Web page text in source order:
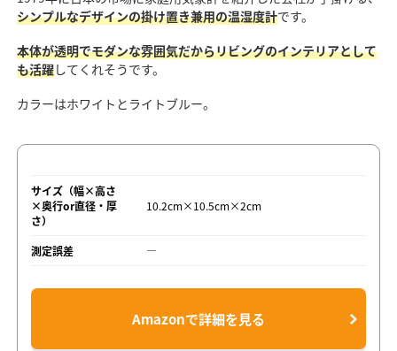
シンプルなデザインの掛け置き兼用の温湿度計です。
本体が透明でモダンな雰囲気だからリビングのインテリアとして
も活躍してくれそうです。
カラーはホワイトとライトブルー。
サイズ（幅×高さ
×奥行or直径・厚
さ）
10.2cm×10.5cm×2cm
測定誤差 ―
Amazonで詳細を見る